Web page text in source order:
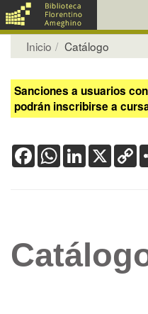
Inicio Catálogo
Sanciones a usuarios
podrán inscribirse a
FacebookWhatsApp
LinkedIn
X